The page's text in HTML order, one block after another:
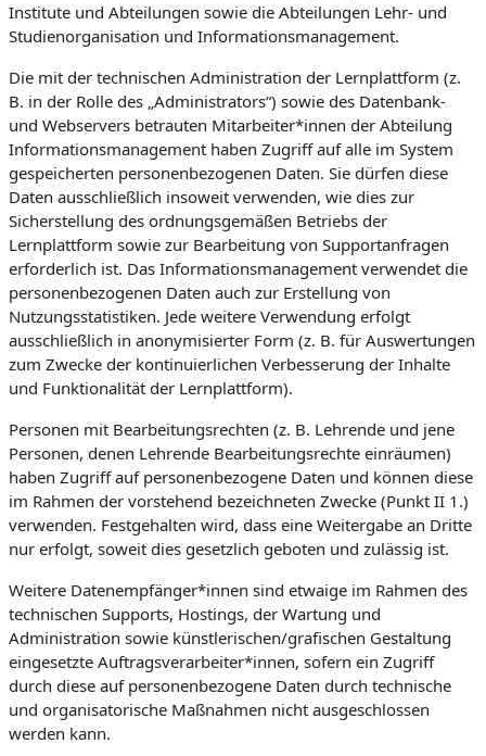
Institute und Abteilungen sowie die Abteilungen Lehr- und
Studienorganisation und Informationsmanagement.
Die mit der technischen Administration der Lernplattform (z.
B. in der Rolle des „Administrators“) sowie des Datenbank-
und Webservers betrauten Mitarbeiter*innen der Abteilung
Informationsmanagement haben Zugriff auf alle im System
gespeicherten personenbezogenen Daten. Sie dürfen diese
Daten ausschließlich insoweit verwenden, wie dies zur
Sicherstellung des ordnungsgemäßen Betriebs der
Lernplattform sowie zur Bearbeitung von Supportanfragen
erforderlich ist. Das Informationsmanagement verwendet die
personenbezogenen Daten auch zur Erstellung von
Nutzungsstatistiken. Jede weitere Verwendung erfolgt
ausschließlich in anonymisierter Form (z. B. für Auswertungen
zum Zwecke der kontinuierlichen Verbesserung der Inhalte
und Funktionalität der Lernplattform).
Personen mit Bearbeitungsrechten (z. B. Lehrende und jene
Personen, denen Lehrende Bearbeitungsrechte einräumen)
haben Zugriff auf personenbezogene Daten und können diese
im Rahmen der vorstehend bezeichneten Zwecke (Punkt II 1.)
verwenden. Festgehalten wird, dass eine Weitergabe an Dritte
nur erfolgt, soweit dies gesetzlich geboten und zulässig ist.
Weitere Datenempfänger*innen sind etwaige im Rahmen des
technischen Supports, Hostings, der Wartung und
Administration sowie künstlerischen/grafischen Gestaltung
eingesetzte Auftragsverarbeiter*innen, sofern ein Zugriff
durch diese auf personenbezogene Daten durch technische
und organisatorische Maßnahmen nicht ausgeschlossen
werden kann.